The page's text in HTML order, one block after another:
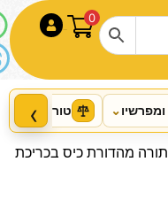
0
‹ ⌄ טור ושו"ע
מהדורת כיס בכריכת